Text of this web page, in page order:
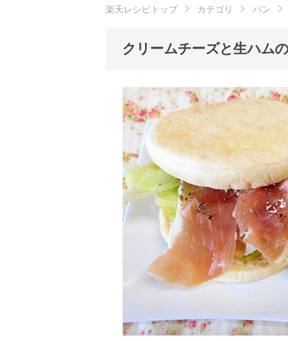
楽天レシピトップ カテゴリ パン
クリームチーズと生ハム